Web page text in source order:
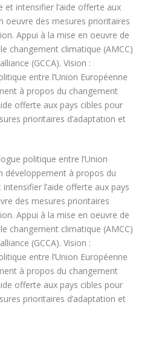
et intensifier l’aide offerte aux
oeuvre des mesures prioritaires
Appui à la mise en oeuvre de
changement climatique (AMCC)
(GCCA). Vision :
entre l’Union Européenne
à propos du changement
offerte aux pays cibles pour
prioritaires d’adaptation et
politique entre l’Union
développement à propos du
l’aide offerte aux pays
des mesures prioritaires
Appui à la mise en oeuvre de
changement climatique (AMCC)
(GCCA). Vision :
entre l’Union Européenne
à propos du changement
offerte aux pays cibles pour
prioritaires d’adaptation et